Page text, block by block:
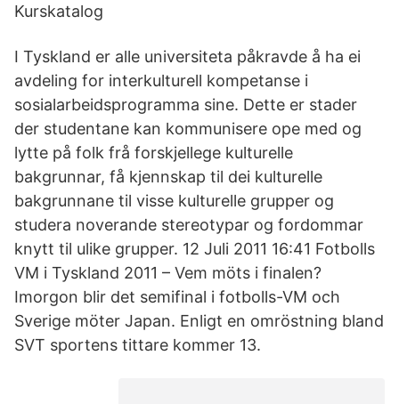
Kurskatalog
I Tyskland er alle universiteta påkravde å ha ei
avdeling for interkulturell kompetanse i
sosialarbeidsprogramma sine. Dette er stader
der studentane kan kommunisere ope med og
lytte på folk frå forskjellege kulturelle
bakgrunnar, få kjennskap til dei kulturelle
bakgrunnane til visse kulturelle grupper og
studera noverande stereotypar og fordommar
knytt til ulike grupper. 12 Juli 2011 16:41 Fotbolls
VM i Tyskland 2011 – Vem möts i finalen?
Imorgon blir det semifinal i fotbolls-VM och
Sverige möter Japan. Enligt en omröstning bland
SVT sportens tittare kommer 13.